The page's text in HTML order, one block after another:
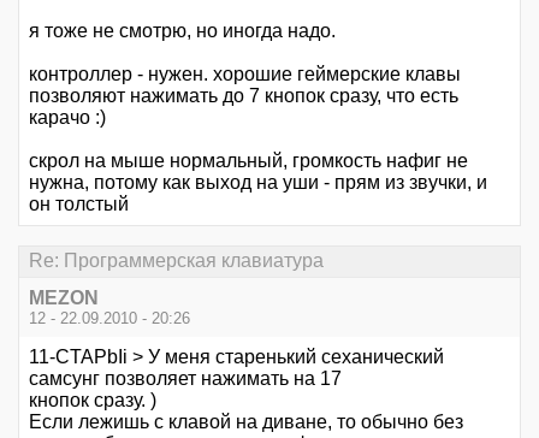
я тоже не смотрю, но иногда надо.
контроллер - нужен. хорошие геймерские клавы
позволяют нажимать до 7 кнопок сразу, что есть
карачо :)
скрол на мыше нормальный, громкость нафиг не
нужна, потому как выход на уши - прям из звучки, и
он толстый
Re: Программерская клавиатура
MEZON
12 - 22.09.2010 - 20:26
11-CTAPbIi > У меня старенький сеханический
самсунг позволяет нажимать на 17
кнопок сразу. )
Если лежишь с клавой на диване, то обычно без